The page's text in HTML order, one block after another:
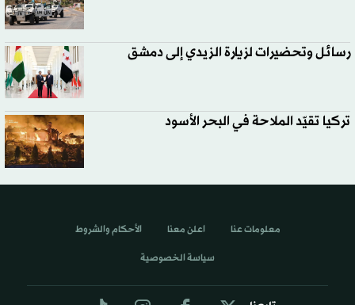
رسائل وتحضيرات لزيارة الزيدي إلى دمشق
تركيا تقيّد الملاحة في البحر الأسود
معلومات عنا اعلن معنا الأحكام والشروط
سياسة الخصوصية